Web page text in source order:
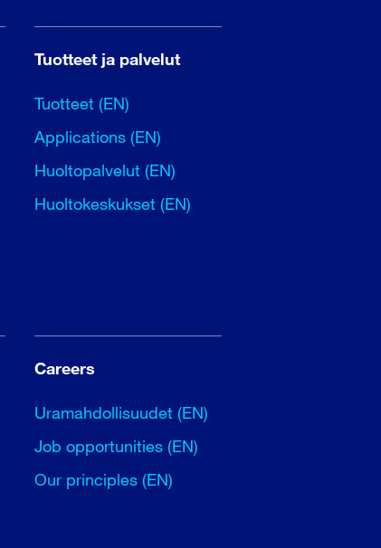
Tuotteet ja palvelut
Tuotteet (EN)
Applications (EN)
Huoltopalvelut (EN)
Huoltokeskukset (EN)
Careers
Uramahdollisuudet (EN)
Job opportunities (EN)
Our principles (EN)